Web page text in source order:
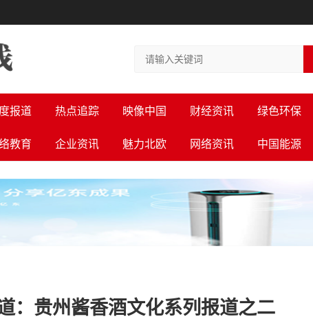
报道 热点追踪 映像中国 财经资讯 绿色环保
教育 企业资讯 魅力北欧 网络资讯 中国能源
：贵州酱香酒文化系列报道之二